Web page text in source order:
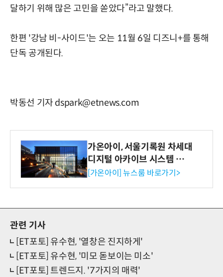
달하기 위해 많은 고민을 쏟았다”라고 말했다.
한편 '강남 비-사이드'는 오는 11월 6일 디즈니+를 통해
단독 공개된다.
박동선 기자 dspark@etnews.com
가온아이, 서울기록원 차세대
디지털 아카이브 시스템 구축
수행
[가온아이] 뉴스룸 바로가기>
관련 기사
[ET포토] 유수현, '열창은 진지하게'
[ET포토] 유수현, '미모 돋보이는 미소'
[ET포토] 트렌드지. '7가지의 매력'